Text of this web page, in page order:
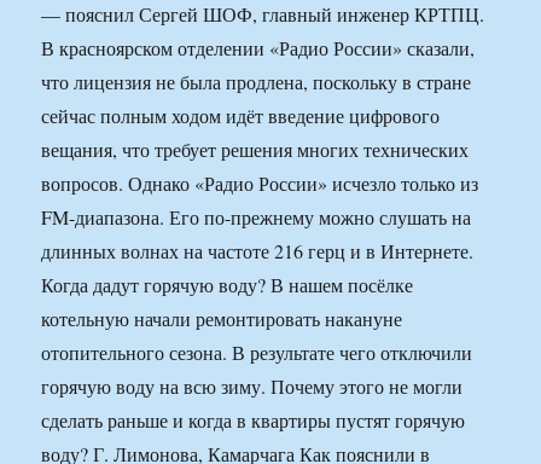
— пояснил Сергей ШОФ, главный инженер КРТПЦ.
В красноярском отделении «Радио России» сказали,
что лицензия не была продлена, поскольку в стране
сейчас полным ходом идёт введение цифрового
вещания, что требует решения многих технических
вопросов. Однако «Радио России» исчезло только из
FM-диапазона. Его по-прежнему можно слушать на
длинных волнах на частоте 216 герц и в Интернете.
Когда дадут горячую воду? В нашем посёлке
котельную начали ремонтировать накануне
отопительного сезона. В результате чего отключили
горячую воду на всю зиму. Почему этого не могли
сделать раньше и когда в квартиры пустят горячую
воду? Г. Лимонова, Камарчага Как пояснили в